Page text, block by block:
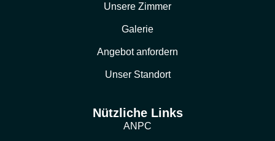
Unsere Zimmer
Galerie
Angebot anfordern
Unser Standort
Nützliche Links
ANPC